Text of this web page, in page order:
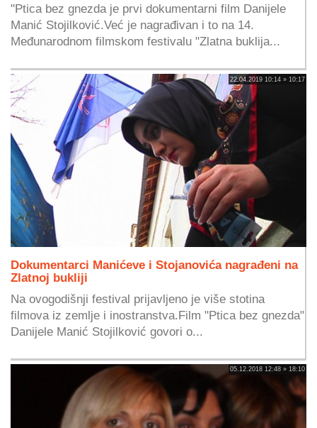
"Ptica bez gnezda je prvi dokumentarni film Danijele
Manić Stojilković.Već je nagrađivan i to na 14.
Međunarodnom filmskom festivalu "Zlatna buklija...
22.04.2019 10:14 » 10:17
Dokumentarci Manićeve i Stojanovića nagrađeni na
Zlatnoj bukliji
Na ovogodišnji festival prijavljeno je više stotina
filmova iz zemlje i inostranstva.Film "Ptica bez gnezda"
Danijele Manić Stojilković govori o...
05.12.2018 12:48 » 18:10